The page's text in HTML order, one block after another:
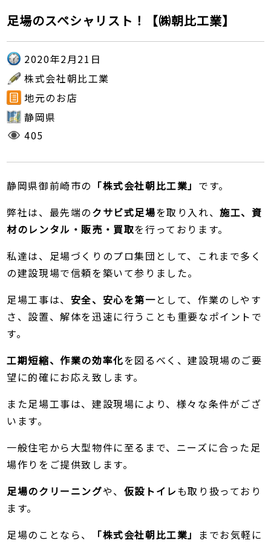
足場のスペシャリスト！【㈱朝比工業】
2020年2月21日
株式会社朝比工業
地元のお店
静岡県
405
静岡県御前崎市の 「株式会社朝比工業」 です。
弊社は、最先端のクサビ式足場を取り入れ、施工、資
材のレンタル・販売・買取を行っております。
私達は、足場づくりのプロ集団として、これまで多く
の建設現場で信頼を築いて参りました。
足場工事は、 安全、安心を第一として、作業のしやす
さ、設置、解体を迅速に行うことも重要なポイントで
す。
工期短縮、作業の効率化を図るべく、建設現場のご要
望に的確にお応え致します。
また足場工事は、建設現場により、様々な条件がござ
います。
一般住宅から大型物件に至るまで、ニーズに合った足
場作りをご提供致します。
足場のクリーニングや、 仮設トイレも取り扱っており
ます。
足場のことなら、
「株式会社朝比工業」 までお気軽に